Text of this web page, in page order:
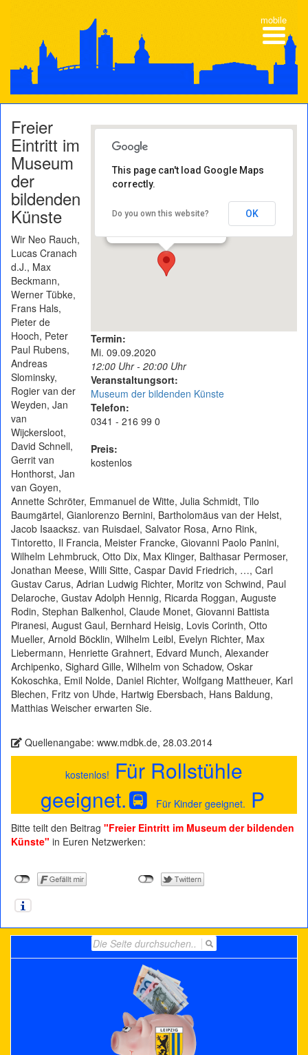
Museum der bildenden
Katharinenstraße 10 - 04109
Leipzig
This page can't load Google Maps
correctly.
Do you own this website? OK
Termin:
Mi. 09.09.2020
12:00 Uhr - 20:00 Uhr
Veranstaltungsort:
Museum der bildenden Künste
Telefon:
0341 - 216 99 0
Preis:
kostenlos
Freier
Eintritt im
Museum
der
bildenden
Künste
Wir Neo Rauch,
Lucas Cranach
d.J., Max
Beckmann,
Werner Tübke,
Frans Hals,
Pieter de
Hooch, Peter
Paul Rubens,
Andreas
Slominsky,
Rogier van der
Weyden, Jan
van
Wijckersloot,
David Schnell,
Gerrit van
Honthorst, Jan
van Goyen,
Annette Schröter, Emmanuel de Witte, Julia Schmidt, Tilo
Baumgärtel, Gianlorenzo Bernini, Bartholomäus van der Helst,
Jacob Isaacksz. van Ruisdael, Salvator Rosa, Arno Rink,
Tintoretto, Il Francia, Meister Francke, Giovanni Paolo Panini,
Wilhelm Lehmbruck, Otto Dix, Max Klinger, Balthasar Permoser,
Jonathan Meese, Willi Sitte, Caspar David Friedrich, …, Carl
Gustav Carus, Adrian Ludwig Richter, Moritz von Schwind, Paul
Delaroche, Gustav Adolph Hennig, Ricarda Roggan, Auguste
Rodin, Stephan Balkenhol, Claude Monet, Giovanni Battista
Piranesi, August Gaul, Bernhard Heisig, Lovis Corinth, Otto
Mueller, Arnold Böcklin, Wilhelm Leibl, Evelyn Richter, Max
Liebermann, Henriette Grahnert, Edvard Munch, Alexander
Archipenko, Sighard Gille, Wilhelm von Schadow, Oskar
Kokoschka, Emil Nolde, Daniel Richter, Wolfgang Mattheuer, Karl
Blechen, Fritz von Uhde, Hartwig Ebersbach, Hans Baldung,
Matthias Weischer erwarten Sie.
Quellenangabe: www.mdbk.de, 28.03.2014
kostenlos! Für Rollstühle
geeignet.
Für Kinder geeignet. P
Bitte teilt den Beitrag "Freier Eintritt im Museum der bildenden
Künste" in Euren Netzwerken:
for:
mobile